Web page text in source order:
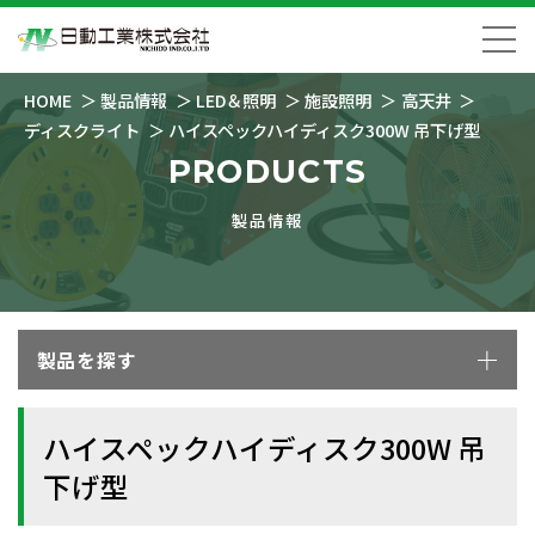
HOME 製品情報 LED＆照明 施設照明
高天井
ディスクライト
ハイスペックハイディスク300W 吊下げ型
PRODUCTS
製品情報
製品を探す
ハイスペックハイディスク300W 吊
下げ型